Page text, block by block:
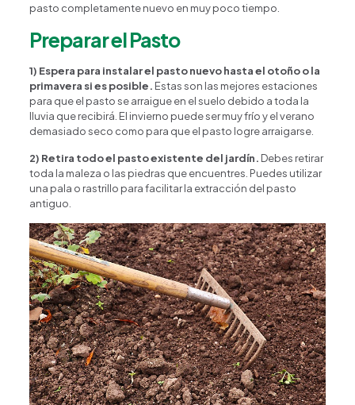
pasto completamente nuevo en muy poco tiempo.
Preparar el Pasto
1) Espera para instalar el pasto nuevo hasta el otoño o la
primavera si es posible. Estas son las mejores estaciones
para que el pasto se arraigue en el suelo debido a toda la
lluvia que recibirá. El invierno puede ser muy frío y el verano
demasiado seco como para que el pasto logre arraigarse.
2) Retira todo el pasto existente del jardín. Debes retirar
toda la maleza o las piedras que encuentres. Puedes utilizar
una pala o rastrillo para facilitar la extracción del pasto
antiguo.